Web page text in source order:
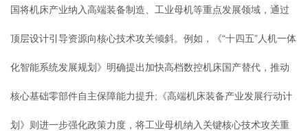
国将机床产业纳入高端装备制造、工业母机等重点发展领域，通过
顶层设计引导资源向核心技术攻关倾斜。例如，《“十四五”人机一体
化智能系统发展规划》明确提出加快高档数控机床国产替代，推动
核心基础零部件自主保障能力提升;《高端机床装备产业发展行动计
划》则进一步强化政策力度，将工业母机纳入关键核心技术攻关重